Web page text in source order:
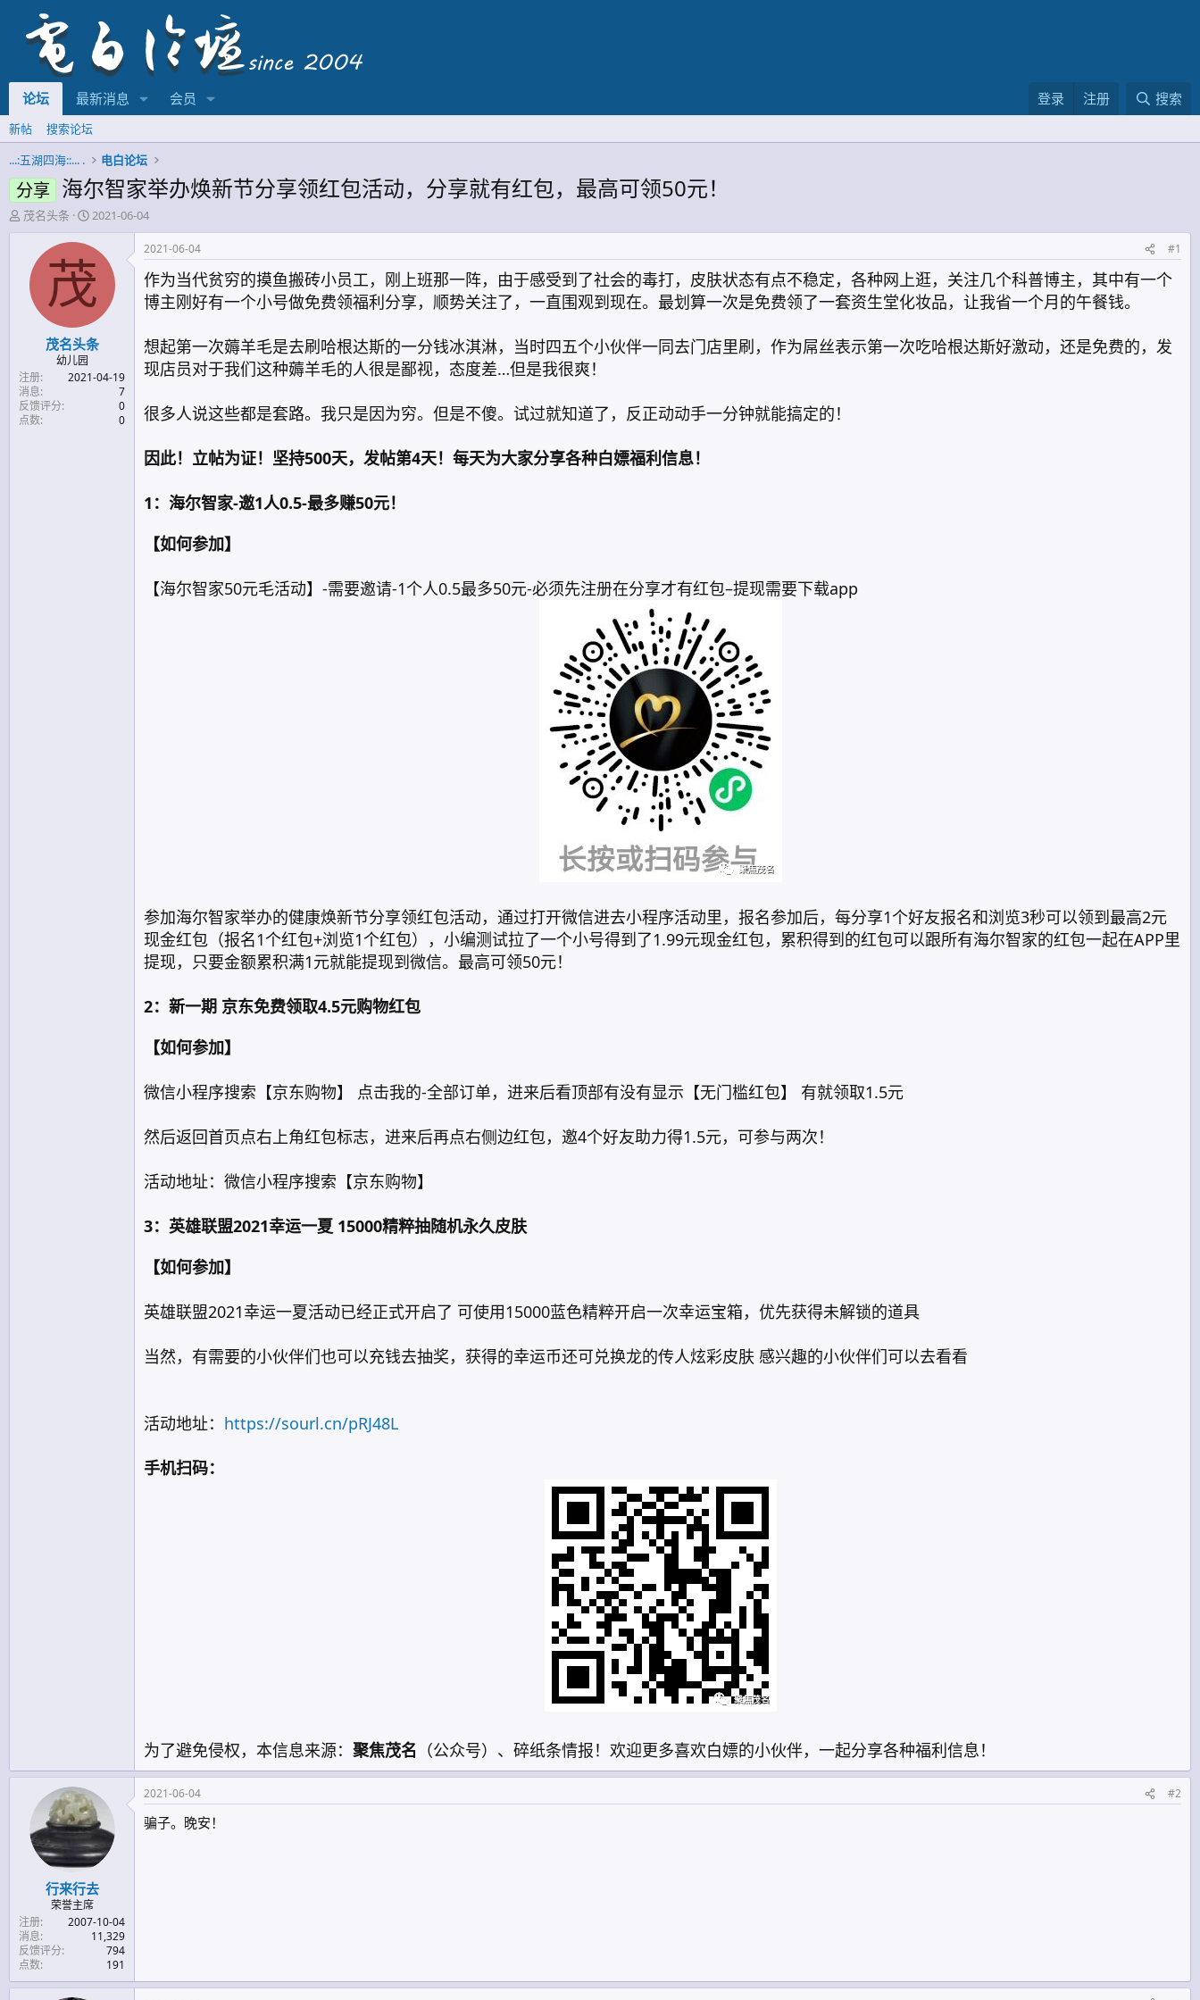
论坛 最新消息 会员 登录 注册 搜索
新帖
搜索论坛
...:五湖四海::... .
电白论坛
分享 海尔智家举办焕新节分享领红包活动，分享就有红包，最高可领50元！
主
题
起
人
茂名头条
开
始
时
间
2021-06-04
茂
茂名头条
幼儿园
注册
2021-04-19
消息
7
反馈评分
0
点数
0
2021-06-04 #1
作为当代贫穷的摸鱼搬砖小员工，刚上班那一阵，由于感受到了社会的毒打，皮肤状态有点不稳定，各种网上逛，关注几个科普博主，其中有一个
博主刚好有一个小号做免费领福利分享，顺势关注了，一直围观到现在。最划算一次是免费领了一套资生堂化妆品，让我省一个月的午餐钱。
想起第一次薅羊毛是去刷哈根达斯的一分钱冰淇淋，当时四五个小伙伴一同去门店里刷，作为屌丝表示第一次吃哈根达斯好激动，还是免费的，发
现店员对于我们这种薅羊毛的人很是鄙视，态度差…但是我很爽！
很多人说这些都是套路。我只是因为穷。但是不傻。试过就知道了，反正动动手一分钟就能搞定的！
因此！立帖为证！坚持500天，发帖第4天！每天为大家分享各种白嫖福利信息！
1：海尔智家-邀1人0.5-最多赚50元！
【如何参加】
【海尔智家50元毛活动】-需要邀请-1个人0.5最多50元-必须先注册在分享才有红包–提现需要下载app
参加海尔智家举办的健康焕新节分享领红包活动，通过打开微信进去小程序活动里，报名参加后，每分享1个好友报名和浏览3秒可以领到最高2元
现金红包（报名1个红包+浏览1个红包），小编测试拉了一个小号得到了1.99元现金红包，累积得到的红包可以跟所有海尔智家的红包一起在APP里
提现，只要金额累积满1元就能提现到微信。最高可领50元！
2：新一期 京东免费领取4.5元购物红包
【如何参加】
微信小程序搜索【京东购物】 点击我的-全部订单，进来后看顶部有没有显示【无门槛红包】 有就领取1.5元
然后返回首页点右上角红包标志，进来后再点右侧边红包，邀4个好友助力得1.5元，可参与两次！
活动地址：微信小程序搜索【京东购物】
3：英雄联盟2021幸运一夏 15000精粹抽随机永久皮肤
【如何参加】
英雄联盟2021幸运一夏活动已经正式开启了 可使用15000蓝色精粹开启一次幸运宝箱，优先获得未解锁的道具
当然，有需要的小伙伴们也可以充钱去抽奖，获得的幸运币还可兑换龙的传人炫彩皮肤 感兴趣的小伙伴们可以去看看
活动地址： https://sourl.cn/pRJ48L
手机扫码：
为了避免侵权，本信息来源： 聚焦茂名 （公众号）、碎纸条情报！欢迎更多喜欢白嫖的小伙伴，一起分享各种福利信息！
行来行去
荣誉主席
注册
2007-10-04
消息
11,329
反馈评分
794
点数
191
2021-06-04 #2
骗子。晚安！